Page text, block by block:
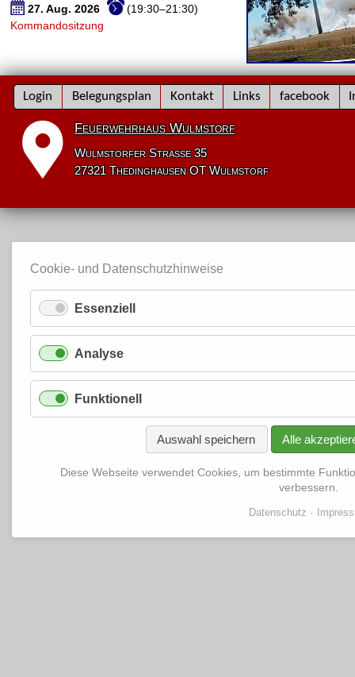
27. Aug. 2026
(19:30–21:30)
Kommandositzung
Navigation
überspringen
Login Belegungsplan Kontakt Links facebook
Feuerwehrhaus Wulmstorf
Wulmstorfer Straße 35
27321 Thedinghausen OT Wulmstorf
Cookie- und Datenschutzhinweise
Essenziell
Analyse
Funktionell
Auswahl speichern Alle
Diese Webseite verwendet Cookies, um bestimmte
verbessern.
Datenschutz